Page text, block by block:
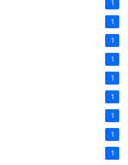
1
1
1
1
1
1
1
1
1